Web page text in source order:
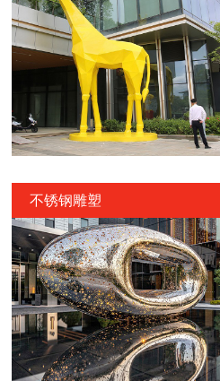
不锈钢雕塑